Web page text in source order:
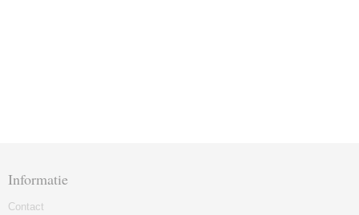
Informatie
Contact